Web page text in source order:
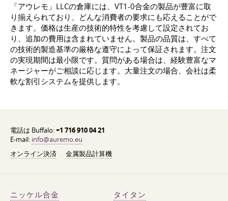
「アウレモ」LLCの倉庫には、VT1-0合金の製品が豊富に取
り揃えられており、どんな消費者の要求にも応えることがで
きます。価格は生産の技術的特性を考慮して設定されてお
り、追加の費用は含まれていません。製品の品質は、すべて
の技術的製造基準の厳格な遵守によって保証されます。注文
の実現期間は最小限です。質問がある場合は、経験豊富なマ
ネージャーがご相談に応じます。大量注文の場合、会社は柔
軟な割引システムを提供します。
電話は Buffalo:+1 716 910 04 21
E-mail: info@auremo.eu
オンライン決済
金属製品計算機
ニッケル合金 タイタン